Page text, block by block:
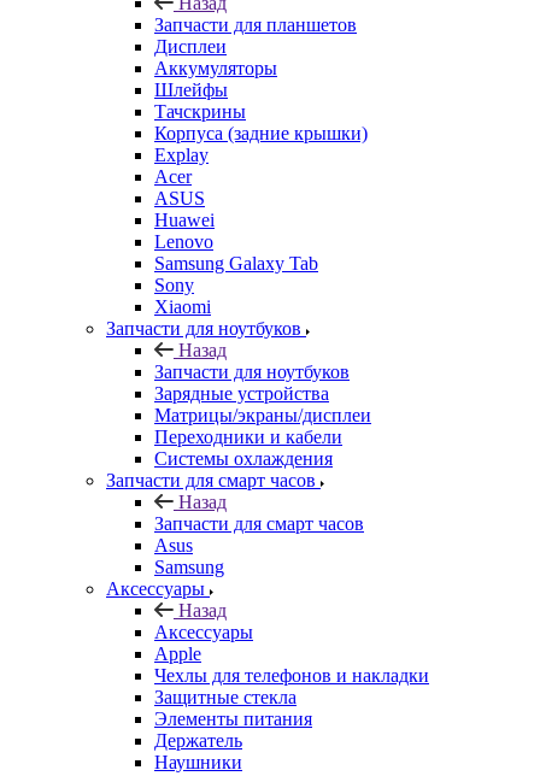
Запчасти для планшетов
Дисплеи
Аккумуляторы
Шлейфы
Тачскрины
Корпуса (задние крышки)
Explay
Acer
ASUS
Huawei
Lenovo
Samsung Galaxy Tab
Sony
Xiaomi
Запчасти для ноутбуков
Назад
Запчасти для ноутбуков
Зарядные устройства
Матрицы/экраны/дисплеи
Переходники и кабели
Системы охлаждения
Запчасти для смарт часов
Назад
Запчасти для смарт часов
Asus
Samsung
Аксессуары
Назад
Аксессуары
Apple
Чехлы для телефонов и накладки
Защитные стекла
Элементы питания
Держатель
Наушники